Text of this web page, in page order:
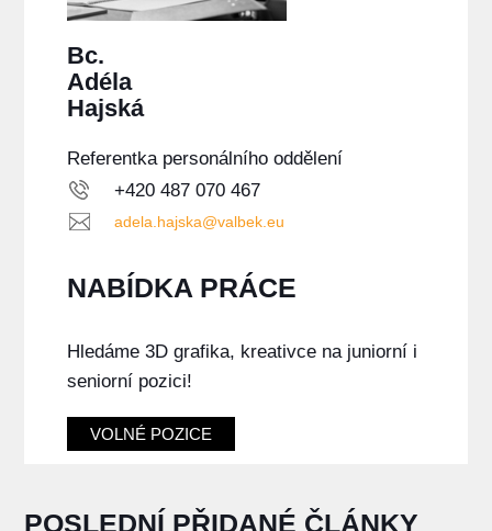
Bc.
Adéla
Hajská
Referentka personálního oddělení
+420 487 070 467
adela.hajska@valbek.eu
NABÍDKA PRÁCE
Hledáme 3D grafika, kreativce na juniorní i
seniorní pozici!
VOLNÉ POZICE
POSLEDNÍ PŘIDANÉ ČLÁNKY